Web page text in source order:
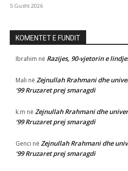
5 Gusht 2026
KOMENTET E FUNDIT
Ibrahim në Razijes, 90-vjetorin e
Mali në Zejnullah Rrahmani dhe
‘99 Rruzaret prej smaragdi
k.m në Zejnullah Rrahmani dhe
‘99 Rruzaret prej smaragdi
Genci në Zejnullah Rrahmani dhe
‘99 Rruzaret prej smaragdi